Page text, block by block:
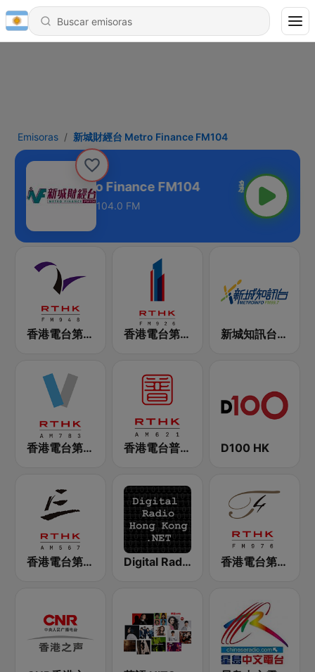
Emisoras 新城財經台 Metro Finance FM104
城財經台 Metro Finance FM104
104.0 FM
香港電台第二台 RTHK Radio 2 香港電台第一台 RTHK Radio 1 新城知訊台 MetroInfo FM99.7
香港電台第五台 - RTHK Radio 5 香港電台普通話台 RTHK Radio D100 HK
香港電台第三台 RTHK Radio 3 Digital Radio Hong Kong 香港電台第四台 RTHK Radio 4